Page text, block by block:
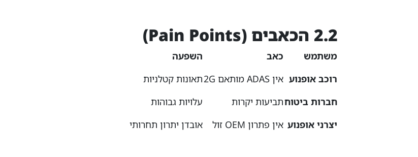
2.2 הכאבים (Pain Points)
משתמש כאב
השפעה
רוכב אופנוע אין ADAS מותאם 2G
תאונות קטלניות
חברות ביטוחתביעות יקרות
עלויות גבוהות
יצרני אופנוע אין פתרון OEM זול אובדן יתרון תחרותי